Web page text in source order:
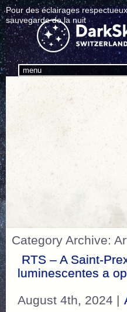
Pour des éclairages
sauvegarde de la nuit
menu
Category Archive:
RTS – A Saint-
luminescentes a
August 4th, 2024 |